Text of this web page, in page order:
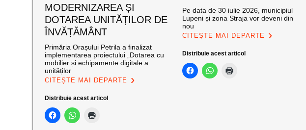
MODERNIZAREA ȘI
DOTAREA UNITĂȚILOR DE
ÎNVĂȚĂMÂNT
Primăria Orașului Petrila a finalizat
implementarea proiectului „Dotarea cu
mobilier și echipamente digitale a
unităților
CITEȘTE MAI DEPARTE
Distribuie acest articol
Pe data de 30 iulie 2026, municipiul
Lupeni și zona Straja vor deveni din
nou
CITEȘTE MAI DEPARTE
Distribuie acest articol